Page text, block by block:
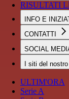
RISULTATI
INFO E
CONTATTI
SOCIAL
I siti del
ULTIM'ORA
Serie A